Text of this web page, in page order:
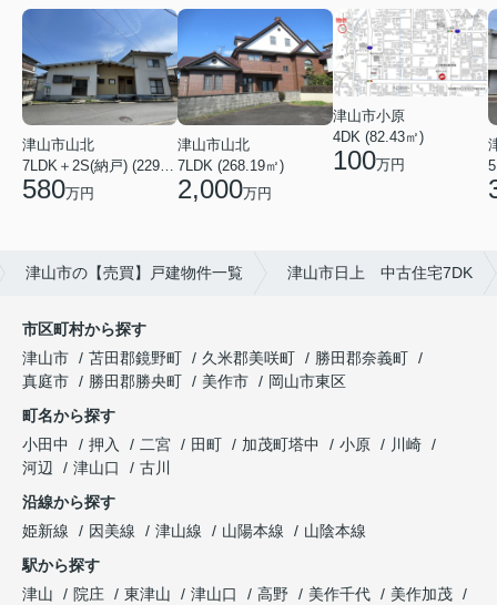
津山市山北
7LDK＋2S(納戸) (229.01㎡)
580万円
津山市山北
7LDK (268.19㎡)
2,000万円
津山市小原
4DK (82.43㎡)
100万円
津山市の【売買】戸建物件一覧 津山市日上 中古住宅7DK
市区町村から探す
津山市
苫田郡鏡野町 久米郡美咲町
勝田郡奈義町
真庭市
勝田郡勝央町 美作市
岡山市東区
町名から探す
小田中
押入 二宮 田町 加茂町塔中 小原
川崎
河辺
津山口
古川
沿線から探す
姫新線
因美線 津山線 山陽本線
山陰本線
駅から探す
津山
院庄 東津山 津山口 高野 美作千代
美作加茂